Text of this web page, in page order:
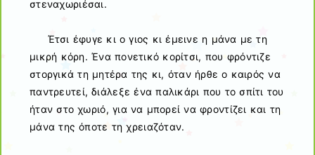
στεναχωριέσαι.
Έτσι έφυγε κι ο γιος κι έμεινε η μάνα με τη
μικρή κόρη. Ένα πονετικό κορίτσι, που φρόντιζε
στοργικά τη μητέρα της κι, όταν ήρθε ο καιρός να
παντρευτεί, διάλεξε ένα παλικάρι που το σπίτι του
ήταν στο χωριό, για να μπορεί να φροντίζει και τη
μάνα της όποτε τη χρειαζόταν.